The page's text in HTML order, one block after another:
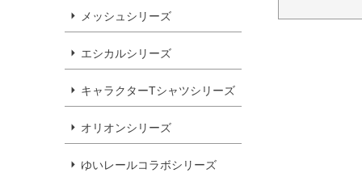
メッシュシリーズ
エシカルシリーズ
キャラクターTシャツシリーズ
オリオンシリーズ
ゆいレールコラボシリーズ